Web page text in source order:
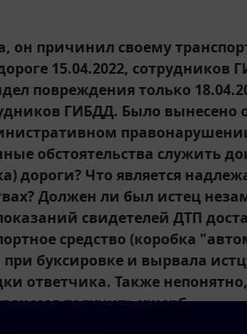
он причинил своему
15.04.2022,
повреждения только
ГИБДД. Было вынесено
обстоятельства служить
дороги? Что является
Должен ли был истец
свидетелей ДТП
средство (коробка
при буксировке и вырвала
ответчика. Также
мог получить ущерб.